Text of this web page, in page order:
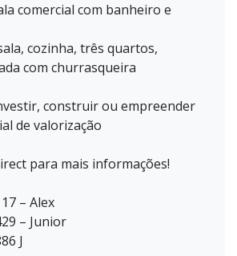
comercial com banheiro e
cozinha, três quartos,
com churrasqueira
construir ou empreender
de valorização
para mais informações!
– Alex
– Junior
J